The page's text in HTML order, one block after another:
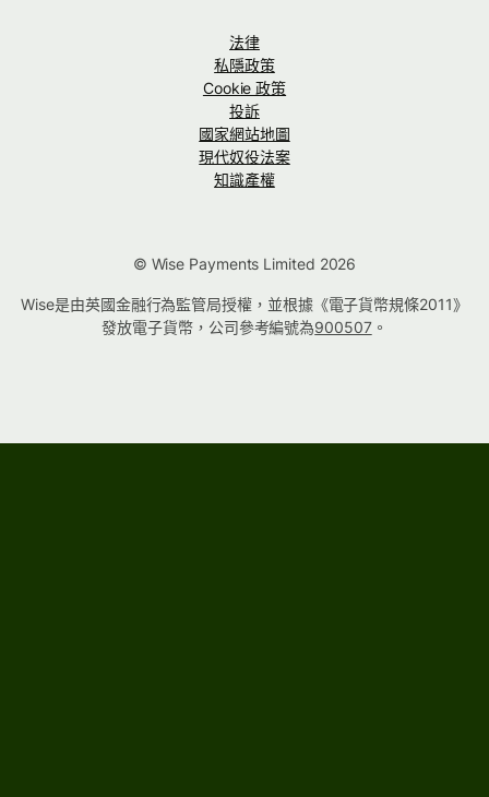
法律
私隱政策
Cookie 政策
投訴
國家網站地圖
現代奴役法案
知識產權
© Wise Payments Limited 2026
Wise是由英國金融行為監管局授權，並根據《電子貨幣規條2011》
發放電子貨幣，公司參考編號為900507。